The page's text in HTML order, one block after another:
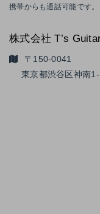
携帯からも通話可能です。
株式会社 T’s
〒150-0041
東京都渋谷区神南